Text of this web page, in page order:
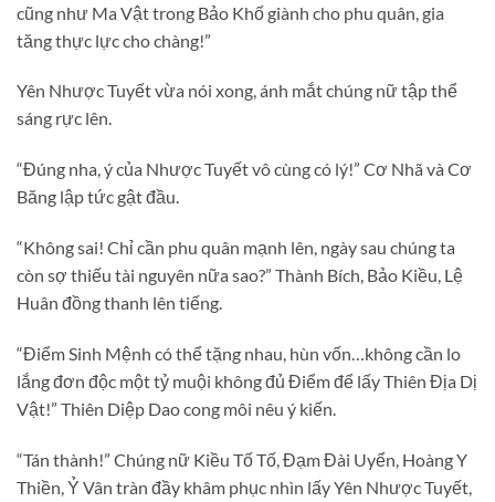
cũng như Ma Vật trong Bảo Khố giành cho phu quân, gia
tăng thực lực cho chàng!”
Yên Nhược Tuyết vừa nói xong, ánh mắt chúng nữ tập thể
sáng rực lên.
“Đúng nha, ý của Nhược Tuyết vô cùng có lý!” Cơ Nhã và Cơ
Băng lập tức gật đầu.
“Không sai! Chỉ cần phu quân mạnh lên, ngày sau chúng ta
còn sợ thiếu tài nguyên nữa sao?” Thành Bích, Bảo Kiều, Lệ
Huân đồng thanh lên tiếng.
“Điểm Sinh Mệnh có thể tặng nhau, hùn vốn…không cần lo
lắng đơn độc một tỷ muội không đủ Điểm để lấy Thiên Địa Dị
Vật!” Thiên Diệp Dao cong môi nêu ý kiến.
“Tán thành!” Chúng nữ Kiều Tố Tố, Đạm Đài Uyển, Hoàng Y
Thiền, Ỷ Vân tràn đầy khâm phục nhìn lấy Yên Nhược Tuyết,